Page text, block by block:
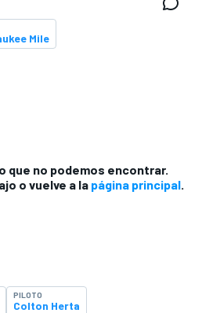
Mile
que no podemos encontrar.
o vuelve a la página principal.
PILOTO
Colton Herta